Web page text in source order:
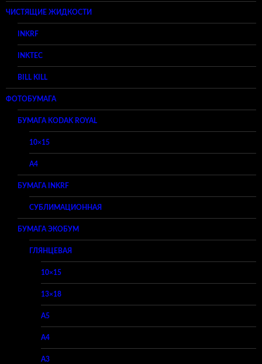
ЧИСТЯЩИЕ ЖИДКОСТИ
INKRF
INKTEC
BILL KILL
ФОТОБУМАГА
БУМАГА KODAK ROYAL
10×15
A4
БУМАГА INKRF
СУБЛИМАЦИОННАЯ
БУМАГА ЭКОБУМ
ГЛЯНЦЕВАЯ
10×15
13×18
A5
A4
A3